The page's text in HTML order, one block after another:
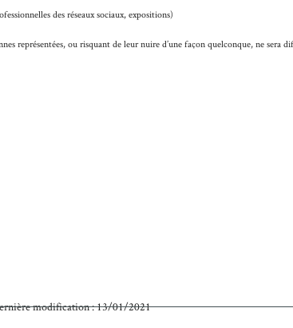
des réseaux sociaux, expositions)
représentées, ou risquant de leur nuire d’une façon quelconque, ne sera
modification : 13/01/2021